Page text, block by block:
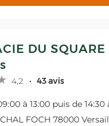
DU SQUARE
4,2 43 avis
à 13:00 puis de 14:30
FOCH 78000